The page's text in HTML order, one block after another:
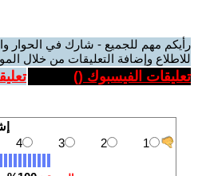
رأيكم مهم للجميع - شارك في الحوار
للاطلاع وإضافة التعليقات من خلال
تعليقات الفيسبوك ()